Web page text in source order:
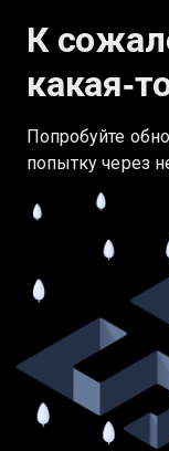
К
Попробуйте
попытку через